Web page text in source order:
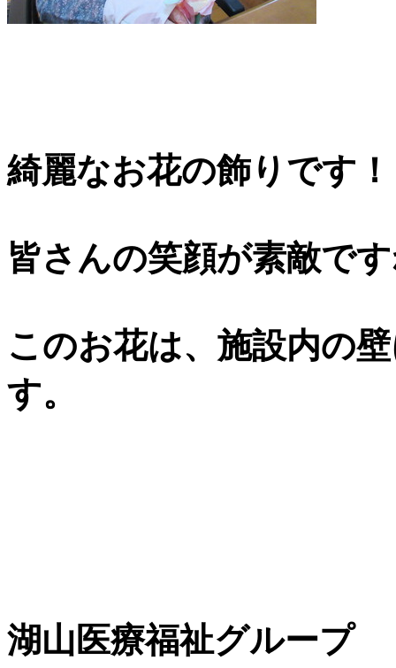
綺麗なお花の飾りです！
皆さんの笑顔が素敵で
このお花は、施設内の
す。
湖山医療福祉グループ